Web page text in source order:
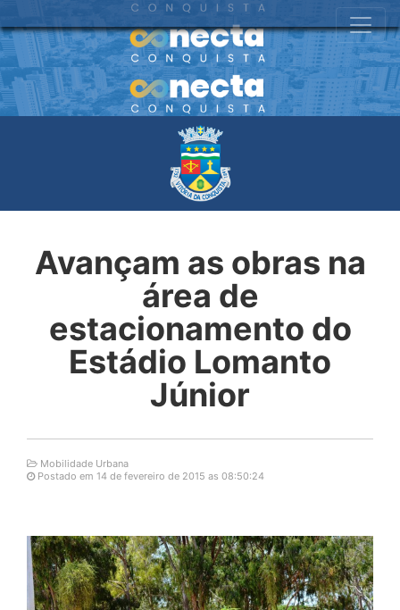
Avançam as obras na
área de
estacionamento do
Estádio Lomanto
Júnior
Mobilidade Urbana
Postado em 14 de fevereiro de 2015 as 08:50:24